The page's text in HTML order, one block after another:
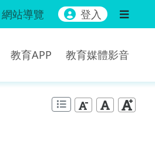
網站導覽 登入
教育APP 教育媒體影音